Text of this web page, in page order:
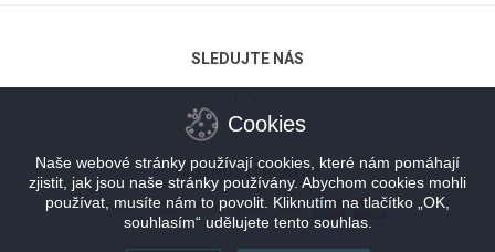
SLEDUJTE NÁS
MOŽNOSTI PLATBY
Cookies
Naše webové stránky používají cookies, které nám pomáhají
zjistit, jak jsou naše stránky používány. Abychom cookies mohli
používat, musíte nám to povolit. Kliknutím na tlačítko „OK,
souhlasím“ udělujete tento souhlas.